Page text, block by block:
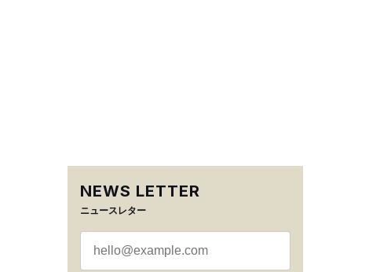
NEWS LETTER
ニュースレター